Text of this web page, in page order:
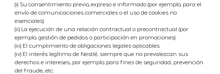
(i) Su consentimiento previo, expreso e informado (por ejemplo, para el
envío de comunicaciones comerciales o el uso de cookies no
esenciales)
(ii) La ejecución de una relación contractual o precontractual (por
ejemplo, gestión de pedidos o participación en promociones)
(iii) El cumplimiento de obligaciones legales aplicables
(iv) El interés legítimo de Nestlé, siempre que no prevalezcan sus
derechos e intereses, por ejemplo, para fines de seguridad, prevención
del fraude, etc.